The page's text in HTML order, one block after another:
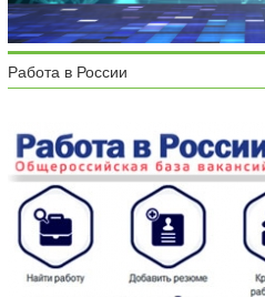
Работа в России